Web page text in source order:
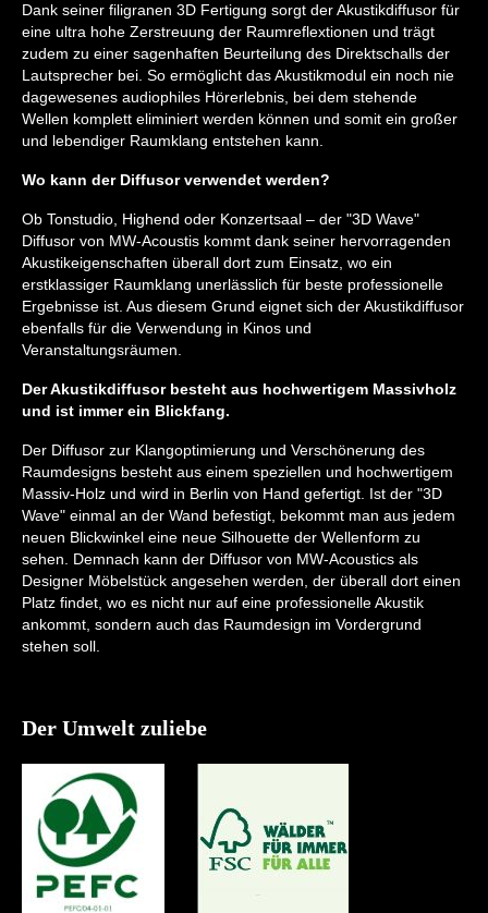
Dank seiner filigranen 3D Fertigung sorgt der Akustikdiffusor für
eine ultra hohe Zerstreuung der Raumreflextionen und trägt
zudem zu einer sagenhaften Beurteilung des Direktschalls der
Lautsprecher bei. So ermöglicht das Akustikmodul ein noch nie
dagewesenes audiophiles Hörerlebnis, bei dem stehende
Wellen komplett eliminiert werden können und somit ein großer
und lebendiger Raumklang entstehen kann.
Wo kann der Diffusor verwendet werden?
Ob Tonstudio, Highend oder Konzertsaal – der "3D Wave"
Diffusor von MW-Acoustis kommt dank seiner hervorragenden
Akustikeigenschaften überall dort zum Einsatz, wo ein
erstklassiger Raumklang unerlässlich für beste professionelle
Ergebnisse ist. Aus diesem Grund eignet sich der Akustikdiffusor
ebenfalls für die Verwendung in Kinos und
Veranstaltungsräumen.
Der Akustikdiffusor besteht aus hochwertigem Massivholz
und ist immer ein Blickfang.
Der Diffusor zur Klangoptimierung und Verschönerung des
Raumdesigns besteht aus einem speziellen und hochwertigem
Massiv-Holz und wird in Berlin von Hand gefertigt. Ist der "3D
Wave" einmal an der Wand befestigt, bekommt man aus jedem
neuen Blickwinkel eine neue Silhouette der Wellenform zu
sehen. Demnach kann der Diffusor von MW-Acoustics als
Designer Möbelstück angesehen werden, der überall dort einen
Platz findet, wo es nicht nur auf eine professionelle Akustik
ankommt, sondern auch das Raumdesign im Vordergrund
stehen soll.
Der Umwelt zuliebe